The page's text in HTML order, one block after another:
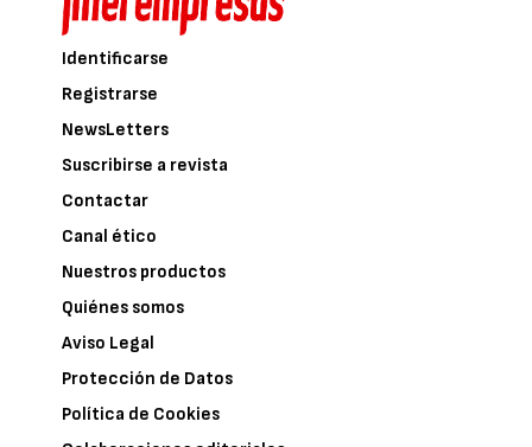
Identificarse
Registrarse
NewsLetters
Suscribirse a revista
Contactar
Canal ético
Nuestros productos
Quiénes somos
Aviso Legal
Protección de Datos
Política de Cookies